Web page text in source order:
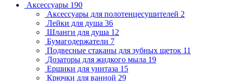
Аксессуары 190
Аксессуары для полотенцесушителей 2
Лейки для душа 36
Шланги для душа 12
Бумагодержатели 7
Подвесные стаканы для зубных щеток 11
Дозаторы для жидкого мыла 19
Ершики для унитаза 15
Крючки для ванной 29